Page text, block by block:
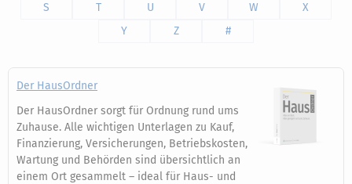
S
T U V W
X
Y
Z #
Der HausOrdner
Der HausOrdner sorgt für Ordnung rund ums
Zuhause. Alle wichtigen Unterlagen zu Kauf,
Finanzierung, Versicherungen, Betriebskosten,
Wartung und Behörden sind übersichtlich an
einem Ort gesammelt – ideal für Haus- und